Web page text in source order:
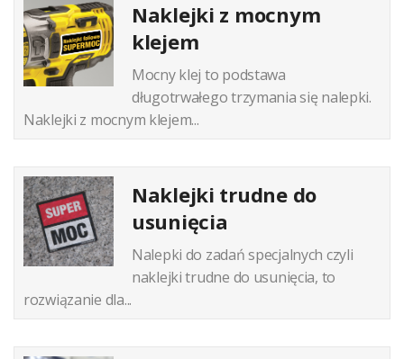
Naklejki z mocnym
klejem
Mocny klej to podstawa
długotrwałego trzymania się nalepki.
Naklejki z mocnym klejem...
Naklejki trudne do
usunięcia
Nalepki do zadań specjalnych czyli
naklejki trudne do usunięcia, to
rozwiązanie dla...